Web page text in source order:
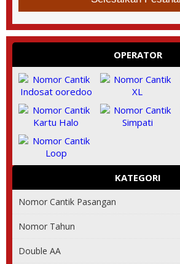
OPERATOR
KATEGORI
Nomor Cantik Pasangan
Nomor Tahun
Double AA